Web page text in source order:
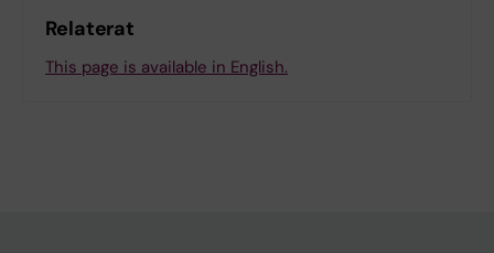
Relaterat
This page is available in English.